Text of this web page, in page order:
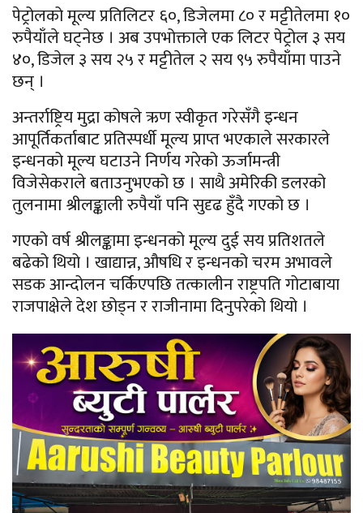
पेट्रोलको मूल्य प्रतिलिटर ६०, डिजेलमा ८० र मट्टीतेलमा १०
रुपैयाँले घट्नेछ । अब उपभोक्ताले एक लिटर पेट्रोल ३ सय
४०, डिजेल ३ सय २५ र मट्टीतेल २ सय ९५ रुपैयाँमा पाउने
छन् ।
अन्तर्राष्ट्रिय मुद्रा कोषले ऋण स्वीकृत गरेसँगै इन्धन
आपूर्तिकर्ताबाट प्रतिस्पर्धी मूल्य प्राप्त भएकाले सरकारले
इन्धनको मूल्य घटाउने निर्णय गरेको ऊर्जामन्त्री
विजेसेकराले बताउनुभएको छ । साथै अमेरिकी डलरको
तुलनामा श्रीलङ्काली रुपैयाँ पनि सुदृढ हुँदै गएको छ ।
गएको वर्ष श्रीलङ्कामा इन्धनको मूल्य दुई सय प्रतिशतले
बढेको थियो । खाद्यान्न, औषधि र इन्धनको चरम अभावले
सडक आन्दोलन चर्किएपछि तत्कालीन राष्ट्रपति गोटाबाया
राजपाक्षेले देश छोड्न र राजीनामा दिनुपरेको थियो ।